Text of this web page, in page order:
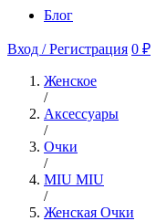
Блог
Вход / Регистрация 0 ₽
Женское
/
Аксессуары
/
Очки
/
MIU MIU
/
Женская Очки